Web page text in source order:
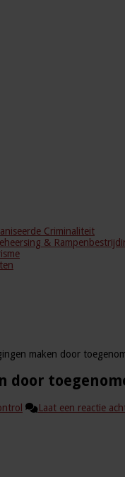
Criminaliteit
&
maken door
door
Laat een reactie